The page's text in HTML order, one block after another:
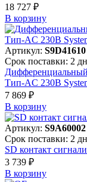
18 727 ₽
В корзинy
Артикул: S9D41610
Срок поставки: 2
Тип-AC 230В
7 869 ₽
В корзинy
Артикул: S9A60002
Срок поставки: 2
SD контакт
3 739 ₽
В корзинy